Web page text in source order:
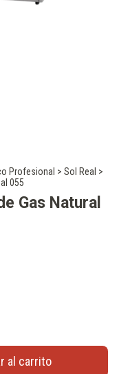
Profesional > Sol Real >
055
Gas Natural